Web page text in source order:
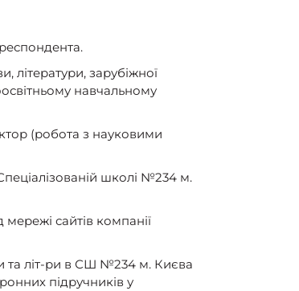
літератури, зарубіжної
навчальному
(робота з науковими
школі №234 м.
сайтів компанії
та літ-ри в СШ №234 м. Києва
підручників у